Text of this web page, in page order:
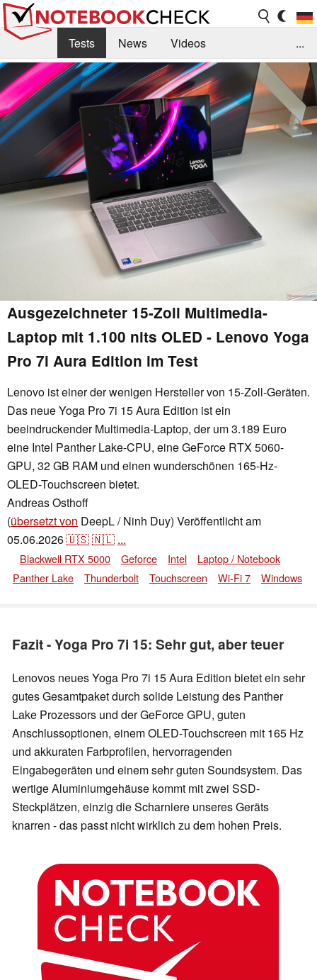
Tests News
Videos
Benchmarks & Tech
Externe Tests
Kaufberatung
Deals Suche
Jobs
Forum
...
Ausgezeichneter 15-Zoll Multimedia-
Laptop mit 1.100 nits OLED - Lenovo Yoga
Pro 7i Aura Edition im Test
Lenovo ist einer der wenigen Hersteller von 15-Zoll-Geräten.
Das neue Yoga Pro 7i 15 Aura Edition ist ein
beeindruckender Multimedia-Laptop, der um 3.189 Euro
eine Intel Panther Lake-CPU, eine GeForce RTX 5060-
GPU, 32 GB RAM und einen wunderschönen 165-Hz-
OLED-Touchscreen bietet.
Andreas Osthoff
(übersetzt von DeepL / Ninh Duy) Veröffentlicht am
05.06.2026🇺🇸🇳🇱 ...
Blackwell RTX 5000 Geforce Intel
Laptop / Notebook
Panther Lake
Thunderbolt Touchscreen Wi-Fi 7 Windows
Fazit - Yoga Pro 7i 15: Sehr gut, aber teuer
Lenovos neues Yoga Pro 7i 15 Aura Edition bietet ein sehr
gutes Gesamtpaket durch solide Leistung des Panther
Lake Prozessors und der GeForce GPU, guten
Anschlussoptionen, einem OLED-Touchscreen mit 165 Hz
und akkuraten Farbprofilen, hervorragenden
Eingabegeräten und einem sehr guten Soundsystem. Das
wertige Aluminiumgehäuse kommt mit zwei SSD-
Steckplätzen, einzig die Scharniere unseres Geräts
knarren - das passt nicht wirklich zu dem hohen Preis.